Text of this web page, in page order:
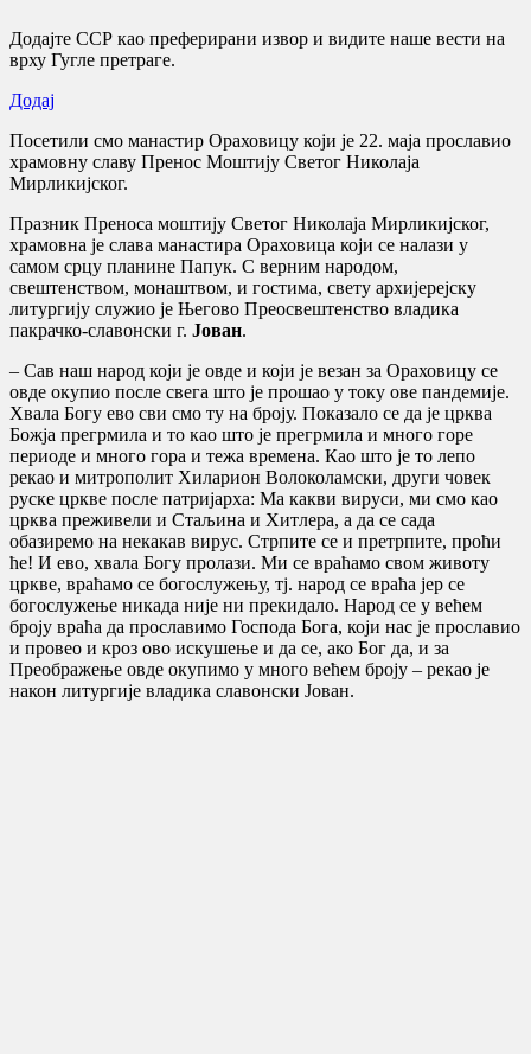
Додајте ССР као преферирани извор и видите наше вести на
врху Гугле претраге.
Додај
Посетили смо манастир Ораховицу који је 22. маја прославио
храмовну славу Пренос Моштију Светог Николаја
Мирликијског.
Празник Преноса моштију Светог Николаја Мирликијског,
храмовна је слава манастира Ораховица који се налази у
самом срцу планине Папук. С верним народом,
свештенством, монаштвом, и гостима, свету архијерејску
литургију служио је Његово Преосвештенство владика
пакрачко-славонски г. Јован.
– Сав наш народ који је овде и који је везан за Ораховицу се
овде окупио после свега што је прошао у току ове пандемије.
Хвала Богу ево сви смо ту на броју. Показало се да је црква
Божја прегрмила и то као што је прегрмила и много горе
периоде и много гора и тежа времена. Као што је то лепо
рекао и митрополит Хиларион Волоколамски, други човек
руске цркве после патријарха: Ма какви вируси, ми смо као
црква преживели и Стаљина и Хитлера, а да се сада
обазиремо на некакав вирус. Стрпите се и претрпите, проћи
ће! И ево, хвала Богу пролази. Ми се враћамо свом животу
цркве, враћамо се богослужењу, тј. народ се враћа јер се
богослужење никада није ни прекидало. Народ се у већем
броју враћа да прославимо Господа Бога, који нас је прославио
и провео и кроз ово искушење и да се, ако Бог да, и за
Преображење овде окупимо у много већем броју – рекао је
након литургије владика славонски Јован.